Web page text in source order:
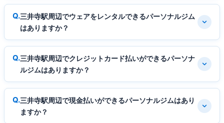
三井寺駅周辺でウェアをレンタルできるパーソナルジム
はありますか？
三井寺駅周辺でクレジットカード払いができるパーソナ
ルジムはありますか？
三井寺駅周辺で現金払いができるパーソナルジムはあり
ますか？